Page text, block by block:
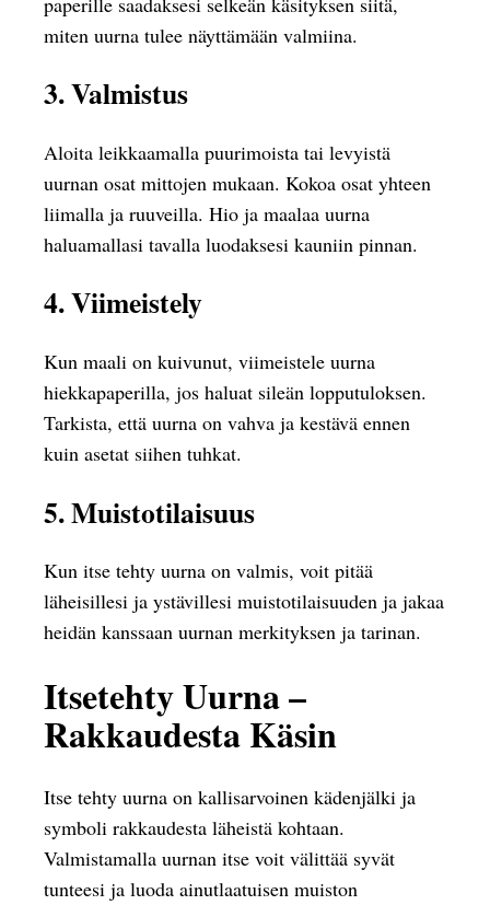
miten uurna tulee näyttämään valmiina.
3. Valmistus
Aloita leikkaamalla puurimoista tai levyistä
uurnan osat mittojen mukaan. Kokoa osat yhteen
liimalla ja ruuveilla. Hio ja maalaa uurna
haluamallasi tavalla luodaksesi kauniin pinnan.
4. Viimeistely
Kun maali on kuivunut, viimeistele uurna
hiekkapaperilla, jos haluat sileän lopputuloksen.
Tarkista, että uurna on vahva ja kestävä ennen
kuin asetat siihen tuhkat.
5. Muistotilaisuus
Kun itse tehty uurna on valmis, voit pitää
läheisillesi ja ystävillesi muistotilaisuuden ja jakaa
heidän kanssaan uurnan merkityksen ja tarinan.
Itsetehty Uurna –
Rakkaudesta Käsin
Itse tehty uurna on kallisarvoinen kädenjälki ja
symboli rakkaudesta läheistä kohtaan.
Valmistamalla uurnan itse voit välittää syvät
tunteesi ja luoda ainutlaatuisen muiston